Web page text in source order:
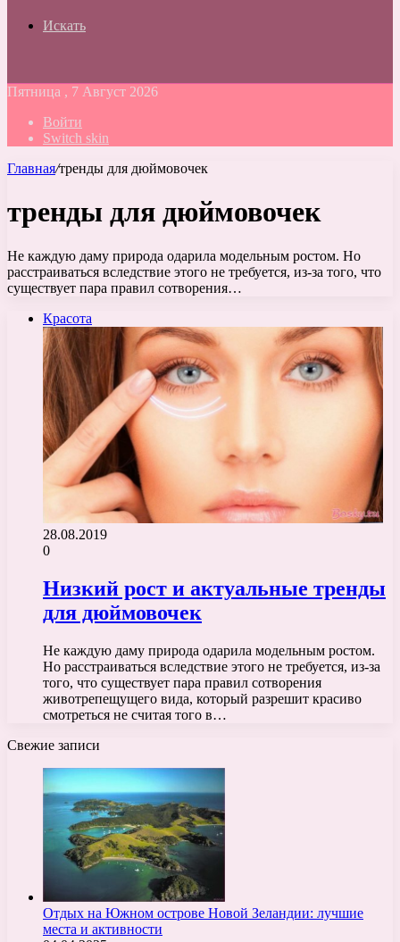
Искать
Пятница , 7 Август 2026
Войти
Switch skin
Главная/тренды для дюймовочек
тренды для дюймовочек
Не каждую даму природа одарила модельным ростом. Но
расстраиваться вследствие этого не требуется, из-за того, что
существует пара правил сотворения…
Красота
28.08.2019
0
Низкий рост и актуальные тренды
для дюймовочек
Не каждую даму природа одарила модельным ростом.
Но расстраиваться вследствие этого не требуется, из-за
того, что существует пара правил сотворения
животрепещущего вида, который разрешит красиво
смотреться не считая того в…
Свежие записи
Отдых на Южном острове Новой Зеландии: лучшие
места и активности